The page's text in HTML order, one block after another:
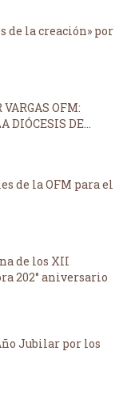
de la creación» por
OFM:
DIÓCESIS DE...
de la OFM para el
de los XII
202° aniversario
Jubilar por los